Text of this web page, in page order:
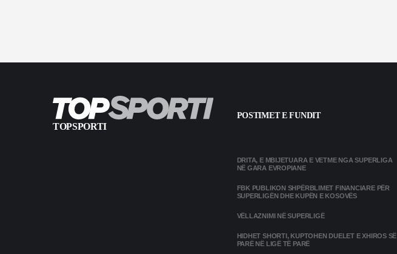
TOPSPORTI
POSTIMET E FUNDIT
DRITA, E MBIJETUARA E VETME NGA SUPERLIGA
NË GARA EVROPIANE
FBK PUBLIKON SHPËRBLIMET FINANCIARE PËR
SUPERLIGËN DHE KUPËN E KOSOVËS
VËLLAZNIMI NË SUPERLIGË
HIDHET SHORTI, KUPTOHEN DUELET E XHIROS SË
PARË NË LIGË TË PARË